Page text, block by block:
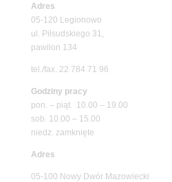
Adres
05-120 Legionowo
ul. Piłsudskiego 31,
pawilon 134
tel./fax. 22 784 71 96
Godziny pracy
pon. – piąt. 10.00 – 19.00
sob. 10.00 – 15.00
niedz. zamknięte
Adres
05-100 Nowy Dwór Mazowiecki